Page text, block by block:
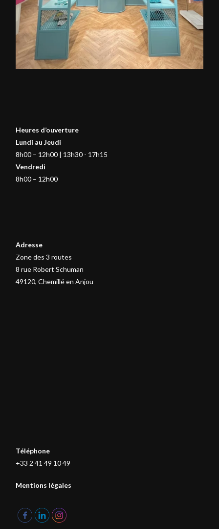
Heures d’ouverture
Lundi au Jeudi
8h00 – 12h00 | 13h30 - 17h15
Vendredi
8h00 – 12h00
Adresse
Zone des 3 routes
8 rue Robert Schuman
49120, Chemillé en Anjou
Téléphone
+33 2 41 49 10 49
Mentions légales